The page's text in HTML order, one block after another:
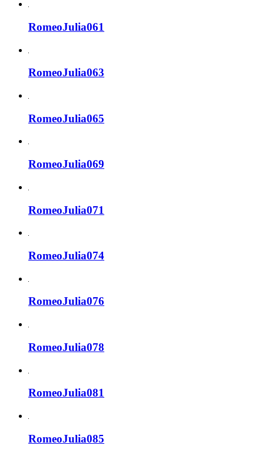
RomeoJulia061
RomeoJulia063
RomeoJulia065
RomeoJulia069
RomeoJulia071
RomeoJulia074
RomeoJulia076
RomeoJulia078
RomeoJulia081
RomeoJulia085